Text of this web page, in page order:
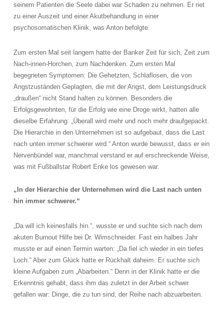
seinem Patienten die Seele dabei war Schaden zu nehmen. Er riet
zu einer Auszeit und einer Akutbehandlung in einer
psychosomatischen Klinik, was Anton befolgte.
Zum ersten Mal seit langem hatte der Banker Zeit für sich, Zeit zum
Nach-innen-Horchen, zum Nachdenken. Zum ersten Mal
begegneten Symptomen: Die Gehetzten, Schlaflosen, die von
Angstzuständen Geplagten, die mit der Angst, dem Leistungsdruck
„draußen“ nicht Stand halten zu können. Besonders die
Erfolgsgewohnten, für die Erfolg wie eine Droge wirkt, hatten alle
dieselbe Erfahrung: „Überall wird mehr und noch mehr draufgepackt.
Die Hierarchie in den Unternehmen ist so aufgebaut, dass die Last
nach unten immer schwerer wird.“ Anton wurde bewusst, dass er ein
Nervenbündel war, manchmal verstand er auf erschreckende Weise,
was mit Fußballstar Robert Enke los gewesen war.
„In der Hierarchie der Unternehmen wird die Last nach unten
hin immer schwerer.“
„Da will ich keinesfalls hin.“, wusste er und suchte sich nach dem
akuten Burnout Hilfe bei Dr. Wimschneider. Fast ein halbes Jahr
musste er auf einen Termin warten: „Da fiel ich wieder in ein tiefes
Loch.“ Aber zum Glück hatte er Rückhalt daheim. Er suchte sich
kleine Aufgaben zum „Abarbeiten.“ Denn in der Klinik hatte er die
Erkenntnis gehabt, dass ihm das zuletzt in der Arbeit schwer
gefallen war: Dinge, die zu tun sind, der Reihe nach abzuarbeiten.